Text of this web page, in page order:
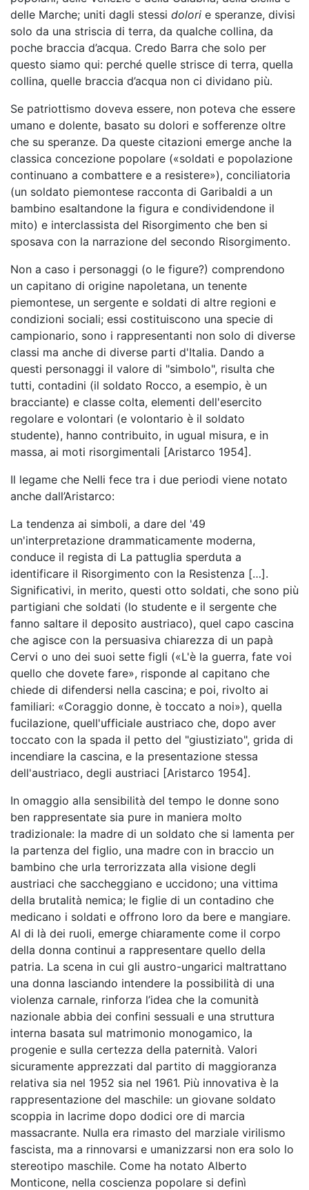
delle Marche; uniti dagli stessi dolori e speranze, divisi
solo da una striscia di terra, da qualche collina, da
poche braccia d’acqua. Credo Barra che solo per
questo siamo qui: perché quelle strisce di terra, quella
collina, quelle braccia d’acqua non ci dividano più.
Se patriottismo doveva essere, non poteva che essere
umano e dolente, basato su dolori e sofferenze oltre
che su speranze. Da queste citazioni emerge anche la
classica concezione popolare («soldati e popolazione
continuano a combattere e a resistere»), conciliatoria
(un soldato piemontese racconta di Garibaldi a un
bambino esaltandone la figura e condividendone il
mito) e interclassista del Risorgimento che ben si
sposava con la narrazione del secondo Risorgimento.
Non a caso i personaggi (o le figure?) comprendono
un capitano di origine napoletana, un tenente
piemontese, un sergente e soldati di altre regioni e
condizioni sociali; essi costituiscono una specie di
campionario, sono i rappresentanti non solo di diverse
classi ma anche di diverse parti d'Italia. Dando a
questi personaggi il valore di "simbolo", risulta che
tutti, contadini (il soldato Rocco, a esempio, è un
bracciante) e classe colta, elementi dell'esercito
regolare e volontari (e volontario è il soldato
studente), hanno contribuito, in ugual misura, e in
massa, ai moti risorgimentali [Aristarco 1954].
Il legame che Nelli fece tra i due periodi viene notato
anche dall’Aristarco:
La tendenza ai simboli, a dare del '49
un'interpretazione drammaticamente moderna,
conduce il regista di La pattuglia sperduta a
identificare il Risorgimento con la Resistenza […].
Significativi, in merito, questi otto soldati, che sono più
partigiani che soldati (lo studente e il sergente che
fanno saltare il deposito austriaco), quel capo cascina
che agisce con la persuasiva chiarezza di un papà
Cervi o uno dei suoi sette figli («L'è la guerra, fate voi
quello che dovete fare», risponde al capitano che
chiede di difendersi nella cascina; e poi, rivolto ai
familiari: «Coraggio donne, è toccato a noi»), quella
fucilazione, quell'ufficiale austriaco che, dopo aver
toccato con la spada il petto del "giustiziato", grida di
incendiare la cascina, e la presentazione stessa
dell'austriaco, degli austriaci [Aristarco 1954].
In omaggio alla sensibilità del tempo le donne sono
ben rappresentate sia pure in maniera molto
tradizionale: la madre di un soldato che si lamenta per
la partenza del figlio, una madre con in braccio un
bambino che urla terrorizzata alla visione degli
austriaci che saccheggiano e uccidono; una vittima
della brutalità nemica; le figlie di un contadino che
medicano i soldati e offrono loro da bere e mangiare.
Al di là dei ruoli, emerge chiaramente come il corpo
della donna continui a rappresentare quello della
patria. La scena in cui gli austro-ungarici maltrattano
una donna lasciando intendere la possibilità di una
violenza carnale, rinforza l’idea che la comunità
nazionale abbia dei confini sessuali e una struttura
interna basata sul matrimonio monogamico, la
progenie e sulla certezza della paternità. Valori
sicuramente apprezzati dal partito di maggioranza
relativa sia nel 1952 sia nel 1961. Più innovativa è la
rappresentazione del maschile: un giovane soldato
scoppia in lacrime dopo dodici ore di marcia
massacrante. Nulla era rimasto del marziale virilismo
fascista, ma a rinnovarsi e umanizzarsi non era solo lo
stereotipo maschile. Come ha notato Alberto
Monticone, nella coscienza popolare si definì